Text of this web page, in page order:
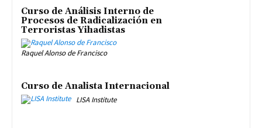
Curso de Análisis Interno de
Procesos de Radicalización en
Terroristas Yihadistas
Raquel Alonso de Francisco
Curso de Analista Internacional
LISA Institute